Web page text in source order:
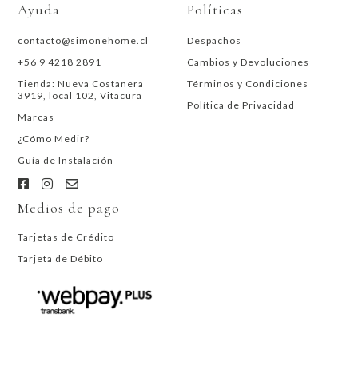
Ayuda
contacto@simonehome.cl
+56 9 4218 2891
Tienda: Nueva Costanera
3919, local 102, Vitacura
Marcas
¿Cómo Medir?
Guía de Instalación
Políticas
Despachos
Cambios y Devoluciones
Términos y Condiciones
Política de Privacidad
Medios de pago
Tarjetas de Crédito
Tarjeta de Débito